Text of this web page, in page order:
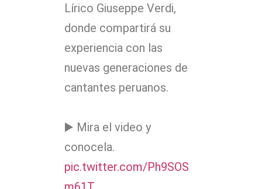
Lírico Giuseppe Verdi,
donde compartirá su
experiencia con las
nuevas generaciones de
cantantes peruanos.
▶️ Mira el video y
conocela.
pic.twitter.com/Ph9SOS